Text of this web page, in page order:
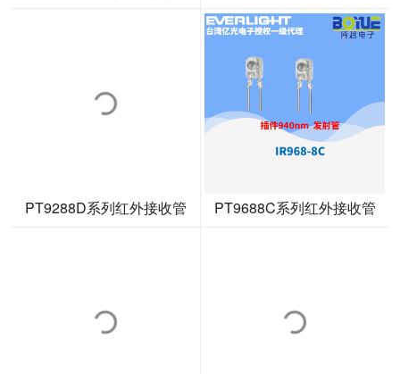
PT9288D系列红外接收管 PT9688C系列红外接收管